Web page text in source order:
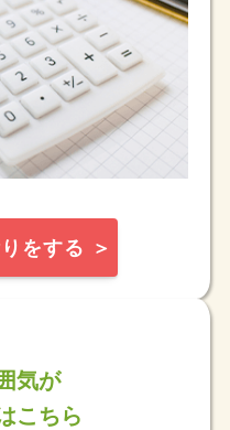
をする ＞
気が
こちら